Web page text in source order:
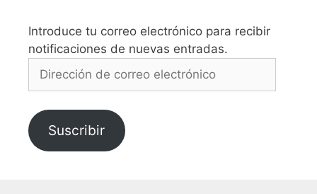
Introduce tu correo electrónico para recibir
notificaciones de nuevas entradas.
Dirección
electrónico
Suscribir